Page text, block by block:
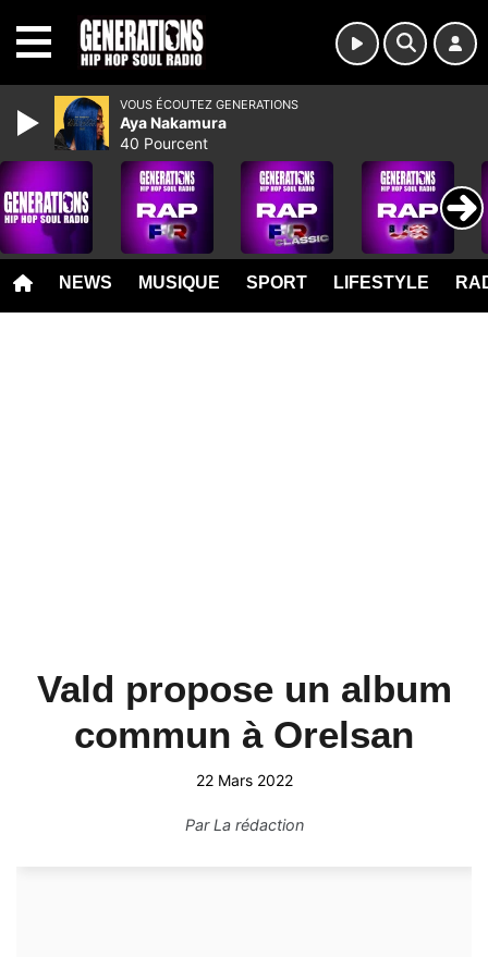
NEWS MUSIQUE SPORT LIFESTYLE
Vald propose un album
commun à Orelsan
22 Mars 2022
ParLa rédaction
VOUS ÉCOUTEZ GENERATIONS
Aya Nakamura
40 Pourcent